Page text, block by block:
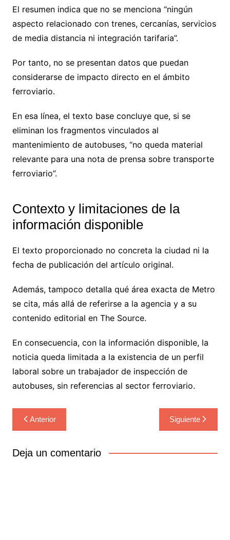
El resumen indica que no se menciona “ningún
aspecto relacionado con trenes, cercanías, servicios
de media distancia ni integración tarifaria”.
Por tanto, no se presentan datos que puedan
considerarse de impacto directo en el ámbito
ferroviario.
En esa línea, el texto base concluye que, si se
eliminan los fragmentos vinculados al
mantenimiento de autobuses, “no queda material
relevante para una nota de prensa sobre transporte
ferroviario”.
Contexto y limitaciones de la
información disponible
El texto proporcionado no concreta la ciudad ni la
fecha de publicación del artículo original.
Además, tampoco detalla qué área exacta de Metro
se cita, más allá de referirse a la agencia y a su
contenido editorial en The Source.
En consecuencia, con la información disponible, la
noticia queda limitada a la existencia de un perfil
laboral sobre un trabajador de inspección de
autobuses, sin referencias al sector ferroviario.
Navegación
de
entradas
Anterior Siguiente
Deja un comentario